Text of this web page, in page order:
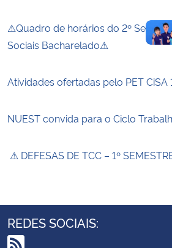
⚠Quadro de horários do 2º
Sociais Bacharelado⚠
Atividades ofertadas pelo PET CiSA
NUEST convida para o Ciclo
⚠ DEFESAS DE TCC – 1º
REDES SOCIAIS: